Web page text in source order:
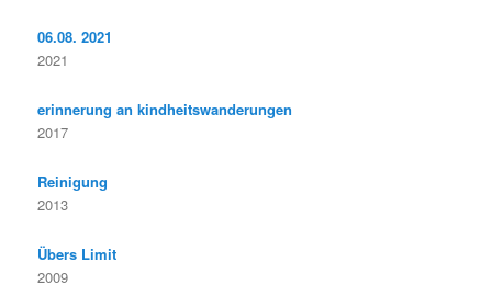
06.08. 2021
2021
erinnerung an kindheitswanderungen
2017
Reinigung
2013
Übers Limit
2009